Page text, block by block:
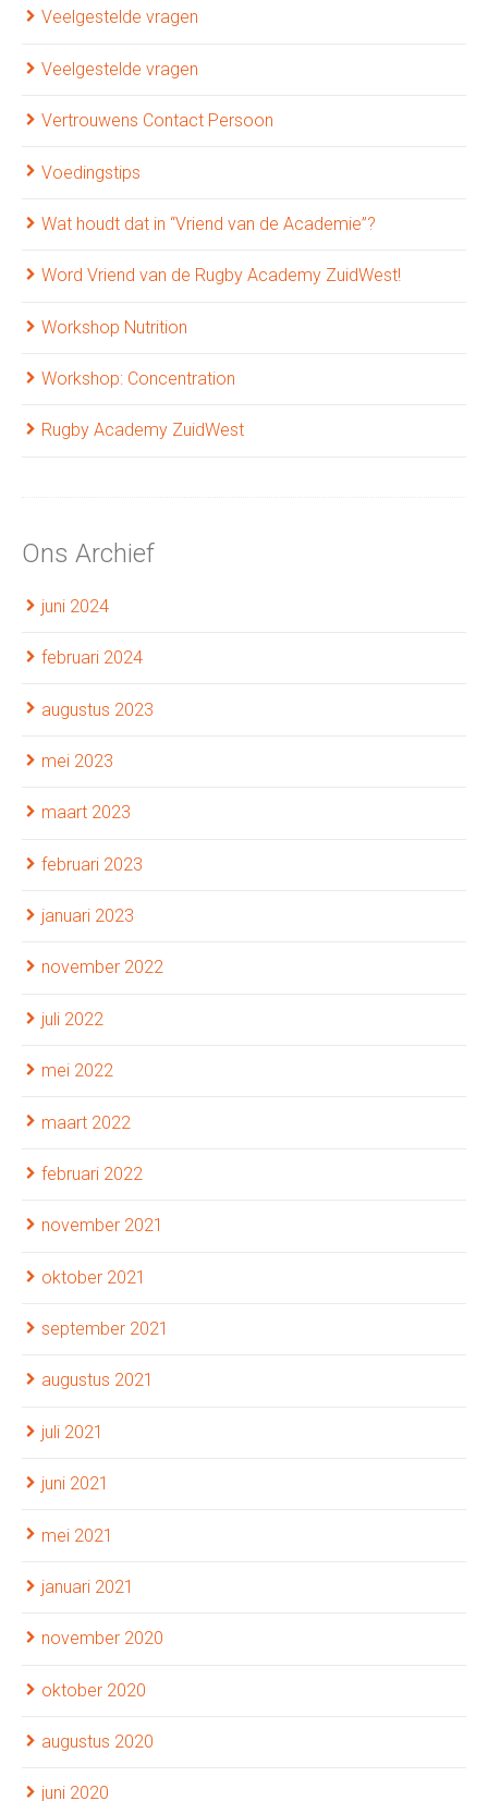
Veelgestelde vragen
Veelgestelde vragen
Vertrouwens Contact Persoon
Voedingstips
Wat houdt dat in “Vriend van de Academie”?
Word Vriend van de Rugby Academy ZuidWest!
Workshop Nutrition
Workshop: Concentration
Rugby Academy ZuidWest
Ons Archief
juni 2024
februari 2024
augustus 2023
mei 2023
maart 2023
februari 2023
januari 2023
november 2022
juli 2022
mei 2022
maart 2022
februari 2022
november 2021
oktober 2021
september 2021
augustus 2021
juli 2021
juni 2021
mei 2021
januari 2021
november 2020
oktober 2020
augustus 2020
juni 2020